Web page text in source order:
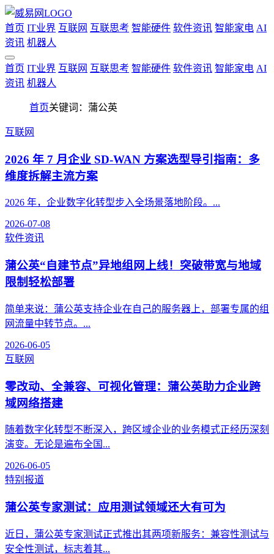
首页 IT业界 互联网 互联思考 智能硬件 软件资讯 智能家电 AI
资讯 机器人
首页 IT业界 互联网 互联思考 智能硬件 软件资讯 智能家电 AI
资讯 机器人
首页关键词：蒲公英
互联网
2026 年 7 月企业 SD-WAN 方案选型导引指南：多
维度拆解主流方案
2026 年，企业数字化转型步入全场景落地阶段。...
2026-07-08
软件资讯
蒲公英“自建节点”异地组网上线！突破带宽与地域
限制轻松部署
简单来说：蒲公英支持企业在自己的服务器上，部署专属的组
网流量中转节点。...
2026-06-05
互联网
零改动、全兼容、可视化管理：蒲公英助力企业跨
域网络搭建
随着数字化转型不断深入，跨区域企业的业务模式正经历深刻
演变。无论是遍布全国...
2026-06-05
特别报道
蒲公英专家测试：应用测试领域还大有可为
近日，蒲公英专家测试正式推出其两项新服务：兼容性测试与
安全性测试，标志着其...